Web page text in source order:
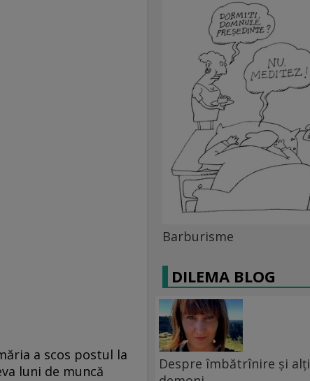
a scos postul la
luni de muncă
Barburisme
DILEMA BLOG
Despre îmbătrînire și alți